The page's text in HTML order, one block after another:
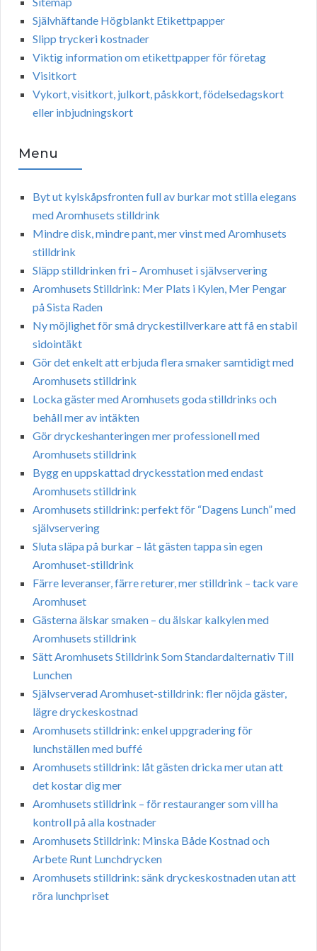
Självhäftande Högblankt Etikettpapper
Slipp tryckeri kostnader
Viktig information om etikettpapper för företag
Visitkort
Vykort, visitkort, julkort, påskkort, födelsedagskort
eller inbjudningskort
Menu
Byt ut kylskåpsfronten full av burkar mot stilla elegans
med Aromhusets stilldrink
Mindre disk, mindre pant, mer vinst med Aromhusets
stilldrink
Släpp stilldrinken fri – Aromhuset i självservering
Aromhusets Stilldrink: Mer Plats i Kylen, Mer Pengar
på Sista Raden
Ny möjlighet för små dryckestillverkare att få en stabil
sidointäkt
Gör det enkelt att erbjuda flera smaker samtidigt med
Aromhusets stilldrink
Locka gäster med Aromhusets goda stilldrinks och
behåll mer av intäkten
Gör dryckeshanteringen mer professionell med
Aromhusets stilldrink
Bygg en uppskattad dryckesstation med endast
Aromhusets stilldrink
Aromhusets stilldrink: perfekt för “Dagens Lunch” med
självservering
Sluta släpa på burkar – låt gästen tappa sin egen
Aromhuset-stilldrink
Färre leveranser, färre returer, mer stilldrink – tack vare
Aromhuset
Gästerna älskar smaken – du älskar kalkylen med
Aromhusets stilldrink
Sätt Aromhusets Stilldrink Som Standardalternativ Till
Lunchen
Självserverad Aromhuset-stilldrink: fler nöjda gäster,
lägre dryckeskostnad
Aromhusets stilldrink: enkel uppgradering för
lunchställen med buffé
Aromhusets stilldrink: låt gästen dricka mer utan att
det kostar dig mer
Aromhusets stilldrink – för restauranger som vill ha
kontroll på alla kostnader
Aromhusets Stilldrink: Minska Både Kostnad och
Arbete Runt Lunchdrycken
Aromhusets stilldrink: sänk dryckeskostnaden utan att
röra lunchpriset